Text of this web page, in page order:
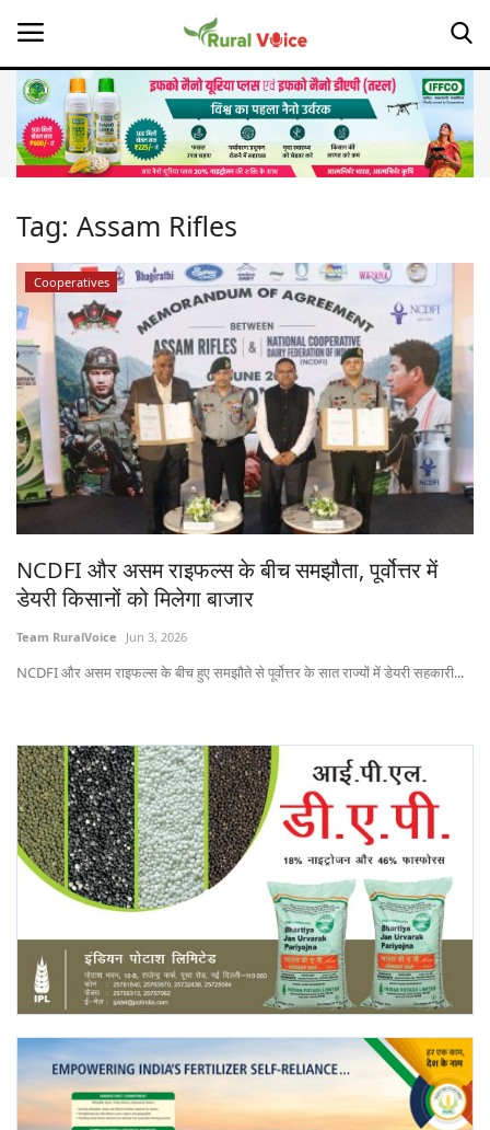
Home
About Us
Leadership Profiles
Opinion
Politics
Magazine
Events
Agribusiness
Cooperatives
International
Rural Dialogue
Ground Report
Rural Connect
Gallery
National
Latest News
Tag: Assam Rifles
Cooperatives
NCDFI और असम राइफल्स के बीच समझौता, पूर्वोत्तर में
डेयरी किसानों को मिलेगा बाजार
Team RuralVoice Jun 3, 2026
NCDFI और असम राइफल्स के बीच हुए समझौते से पूर्वोत्तर के सात राज्यों में डेयरी सहकारी...